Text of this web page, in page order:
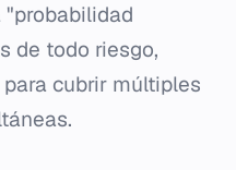
de todo riesgo,
cubrir múltiples